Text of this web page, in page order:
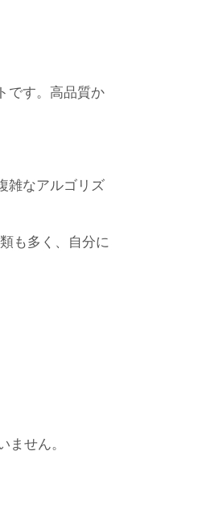
です。高品質か
雑なアルゴリズ
も多く、自分に
ません。